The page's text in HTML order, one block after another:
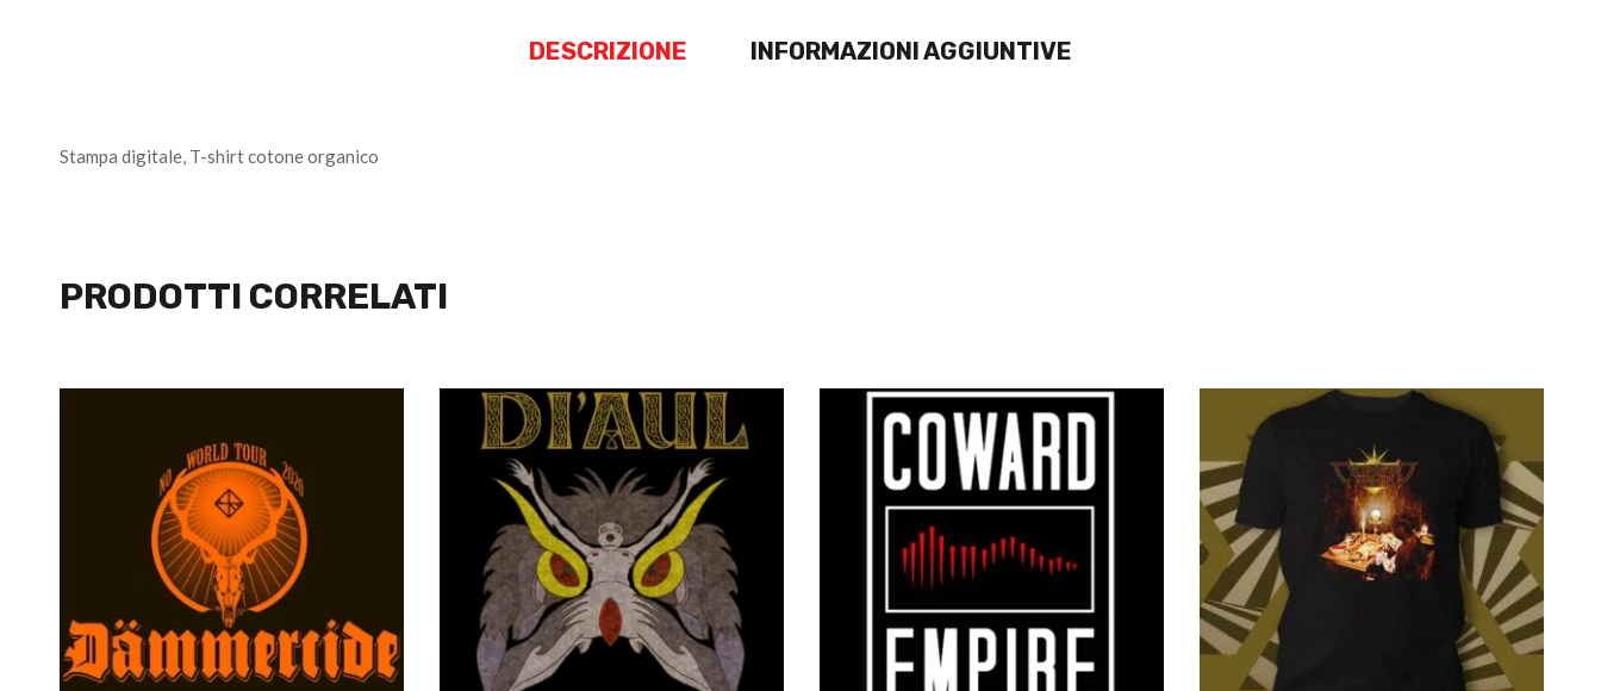
DESCRIZIONE INFORMAZIONI AGGIUNTIVE
Stampa digitale, T-shirt cotone organico
PRODOTTI CORRELATI